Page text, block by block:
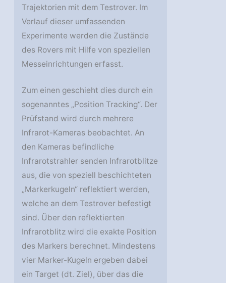
Trajektorien mit dem Testrover. Im
Verlauf dieser umfassenden
Experimente werden die Zustände
des Rovers mit Hilfe von speziellen
Messeinrichtungen erfasst.
Zum einen geschieht dies durch ein
sogenanntes „Position Tracking“. Der
Prüfstand wird durch mehrere
Infrarot-Kameras beobachtet. An
den Kameras befindliche
Infrarotstrahler senden Infrarotblitze
aus, die von speziell beschichteten
„Markerkugeln“ reflektiert werden,
welche an dem Testrover befestigt
sind. Über den reflektierten
Infrarotblitz wird die exakte Position
des Markers berechnet. Mindestens
vier Marker-Kugeln ergeben dabei
ein Target (dt. Ziel), über das die